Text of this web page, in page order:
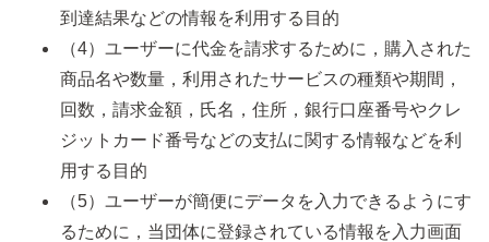
到達結果などの情報を利用する目的
（4）ユーザーに代金を請求するために，購入された
商品名や数量，利用されたサービスの種類や期間，
回数，請求金額，氏名，住所，銀行口座番号やクレ
ジットカード番号などの支払に関する情報などを利
用する目的
（5）ユーザーが簡便にデータを入力できるようにす
るために，当団体に登録されている情報を入力画面